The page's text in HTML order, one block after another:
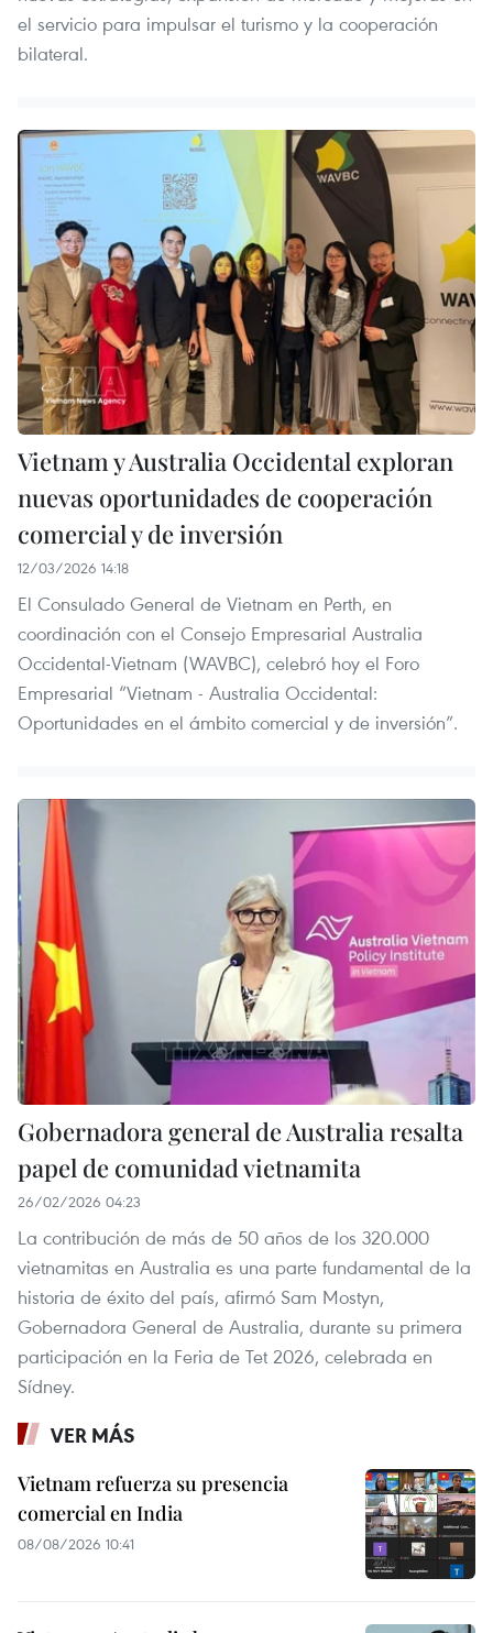
el servicio para impulsar el turismo y la cooperación
bilateral.
Vietnam y Australia Occidental exploran
nuevas oportunidades de cooperación
comercial y de inversión
12/03/2026 14:18
El Consulado General de Vietnam en Perth, en
coordinación con el Consejo Empresarial Australia
Occidental-Vietnam (WAVBC), celebró hoy el Foro
Empresarial “Vietnam - Australia Occidental:
Oportunidades en el ámbito comercial y de inversión”.
Gobernadora general de Australia resalta
papel de comunidad vietnamita
26/02/2026 04:23
La contribución de más de 50 años de los 320.000
vietnamitas en Australia es una parte fundamental de la
historia de éxito del país, afirmó Sam Mostyn,
Gobernadora General de Australia, durante su primera
participación en la Feria de Tet 2026, celebrada en
Sídney.
VER MÁS
Vietnam refuerza su presencia
comercial en India
08/08/2026 10:41